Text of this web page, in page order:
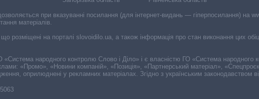
при вказуванні посилання (для інтернет-видань — гіперпосилання) на
матеріалів.
що розміщені на порталі slovoidilo.ua, а також інформація про стан виконання цих
«Система народного контролю Слово і Діло» і є власністю ГО «Система народного
«Промо», «Новини компаній», «Позиція», «Партнерський матеріал»,
оприлюднені у рекламних матеріалах. Згідно з українським законодавством